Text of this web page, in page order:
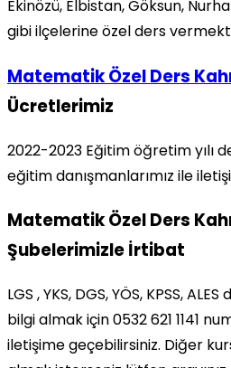
Ekinözü, Elbistan, Göksun,
gibi ilçelerine özel ders
Matematik Özel Ders
Ücretlerimiz
2022-2023 Eğitim öğretim yılı
eğitim danışmanlarımız ile
Matematik Özel Ders
Şubelerimizle İrtibat
LGS , YKS, DGS, YÖS, KPSS,
bilgi almak için 0532 621 1141
iletişime geçebilirsiniz. Diğer